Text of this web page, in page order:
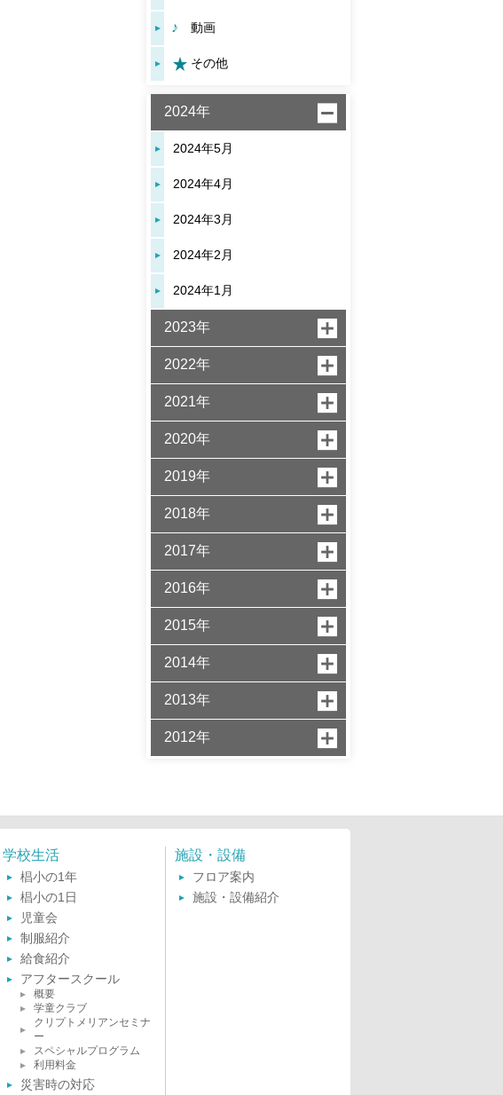
動画
その他
2024年
2024年5月
2024年4月
2024年3月
2024年2月
2024年1月
2023年
2022年
2021年
2020年
2019年
2018年
2017年
2016年
2015年
2014年
2013年
2012年
学校生活
椙小の1年
椙小の1日
児童会
制服紹介
給食紹介
アフタースクール
概要
学童クラブ
クリプトメリアンセミナ
ー
スペシャルプログラム
利用料金
災害時の対応
施設・設備
フロア案内
施設・設備紹介